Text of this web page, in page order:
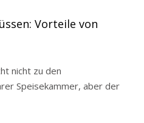
Vorteile von
nicht zu den
Speisekammer, aber der